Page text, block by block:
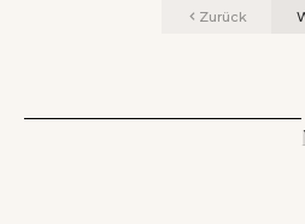
Zurück